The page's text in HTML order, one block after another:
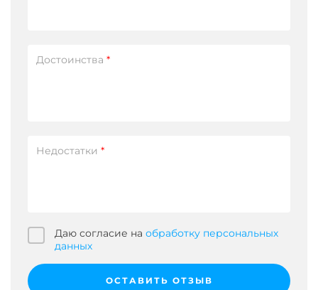
Достоинства *
Недостатки *
Даю согласие на обработку персональных
данных
ОСТАВИТЬ ОТЗЫВ